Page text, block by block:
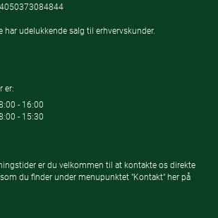
4050373084844
har udelukkende salg til erhvervskunder.
er:
- 16:00
- 15:30
er du velkommen til at kontakte os direkte
du finder under menupunktet "Kontakt" her på